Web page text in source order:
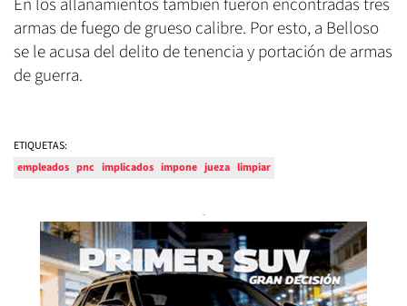
En los allanamientos también fueron encontradas tres
armas de fuego de grueso calibre. Por esto, a Belloso
se le acusa del delito de tenencia y portación de armas
de guerra.
ETIQUETAS:
empleados pnc implicados impone jueza limpiar